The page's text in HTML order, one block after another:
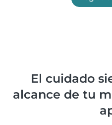
El cuidado
alcance de tu